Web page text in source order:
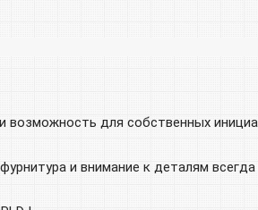
для собственных
и внимание к деталям